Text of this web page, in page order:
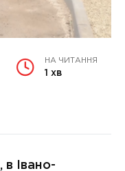
НА ЧИТАННЯ
1 хв
в Івано-